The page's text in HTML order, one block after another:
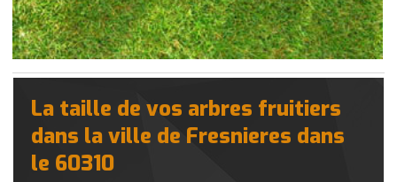
La taille de vos arbres fruitiers
dans la ville de Fresnieres dans
le 60310